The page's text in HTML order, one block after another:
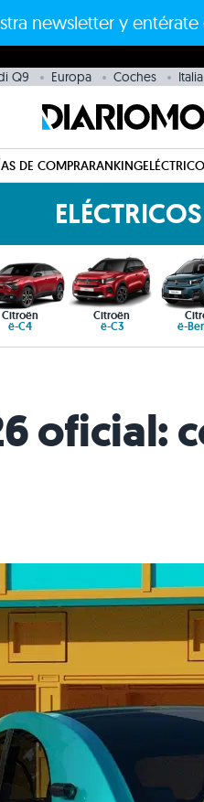
newsletter y
Q9 Europa Coches Italia
DE COMPRARANKING
ELÉCTRICOS
Citroën
ë-C4
Citroën
ë-C3 ë-
oficial: